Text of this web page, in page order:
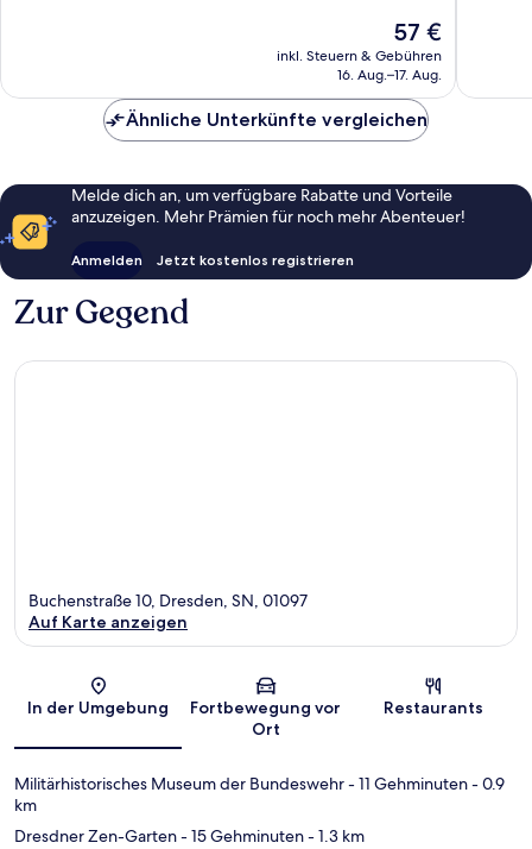
Der
Preis
beträgt
57 €
inkl. Steuern & Gebühren
16. Aug.–17. Aug.
Ähnliche Unterkünfte vergleichen
Melde dich an, um verfügbare Rabatte und Vorteile
anzuzeigen. Mehr Prämien für noch mehr Abenteuer!
Anmelden Jetzt kostenlos registrieren
Zur Gegend
Karte
Buchenstraße 10, Dresden, SN, 01097
Auf Karte anzeigen
In der Umgebung
Fortbewegung vor
Ort
Restaurants
Militärhistorisches Museum der Bundeswehr- 11 Gehminuten- 0.9
km
Dresdner Zen-Garten- 15 Gehminuten- 1.3 km